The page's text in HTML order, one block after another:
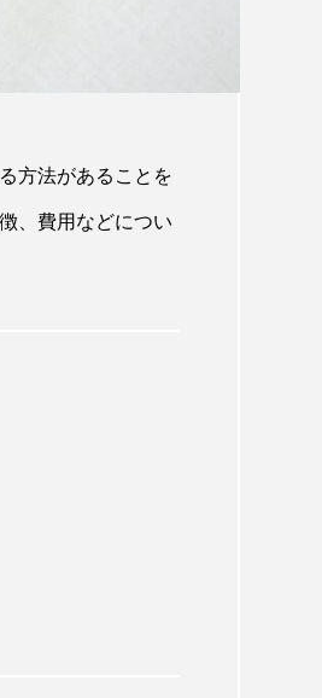
方法があることを
、費用などについ